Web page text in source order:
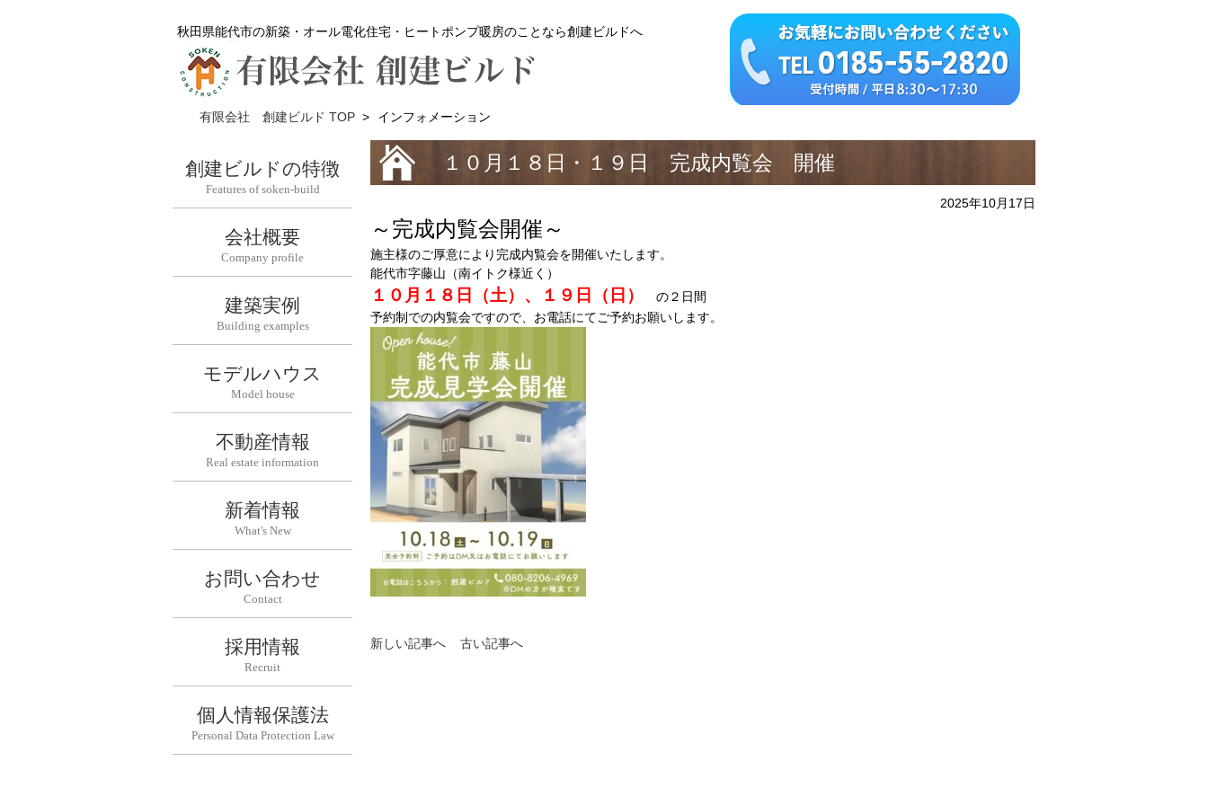
秋田県能代市の新築・オール電化住宅・ヒートポンプ暖房のことなら創建ビルドへ
有限会社 創建ビルド TOP > インフォメーション
１０月１８日・１９日 完成内覧会 開催
2025年10月17日
～完成内覧会開催～
施主様のご厚意により完成内覧会を開催いたします。
能代市字藤山（南イトク様近く）
１０月１８日（土）、１９日（日）
の２日間
予約制での内覧会ですので、お電話にてご予約お願いします。
新しい記事へ 古い記事へ
創建ビルドの特徴
Features of soken-build
会社概要
Company profile
建築実例
Building examples
モデルハウス
Model house
不動産情報
Real estate information
新着情報
What's New
お問い合わせ
Contact
採用情報
Recruit
個人情報保護法
Personal Data Protection Law